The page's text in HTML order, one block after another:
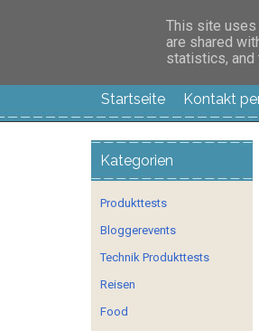
Manus
Startseite Kontakt
Kategorien
Produkttests
Bloggerevents
Technik Produkttests
Reisen
Food
This site uses
are shared
statistics, and